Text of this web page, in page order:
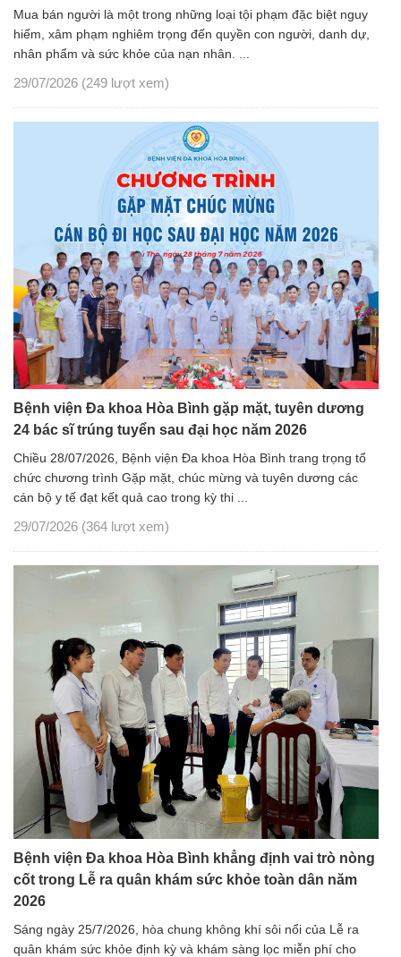
Mua bán người là một trong những loại tội phạm đặc biệt nguy
hiểm, xâm phạm nghiêm trọng đến quyền con người, danh dự,
nhân phẩm và sức khỏe của nạn nhân. ...
29/07/2026 (249 lượt xem)
Bệnh viện Đa khoa Hòa Bình gặp mặt, tuyên dương
24 bác sĩ trúng tuyển sau đại học năm 2026
Chiều 28/07/2026, Bệnh viện Đa khoa Hòa Bình trang trọng tổ
chức chương trình Gặp mặt, chúc mừng và tuyên dương các
cán bộ y tế đạt kết quả cao trong kỳ thi ...
29/07/2026 (364 lượt xem)
Bệnh viện Đa khoa Hòa Bình khẳng định vai trò nòng
cốt trong Lễ ra quân khám sức khỏe toàn dân năm
2026
Sáng ngày 25/7/2026, hòa chung không khí sôi nổi của Lễ ra
quân khám sức khỏe định kỳ và khám sàng lọc miễn phí cho